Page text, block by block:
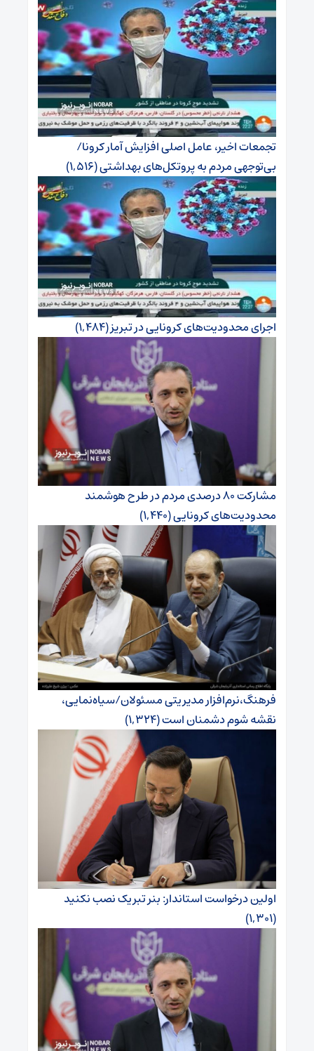
تجمعات اخیر، عامل اصلی افزایش آمار کرونا/
بی‌توجهی مردم به پروتکل‌های بهداشتی(۱,۵۱۶)
اجرای محدودیت‌های کرونایی در تبریز(۱,۴۸۴)
مشارکت ۸۰ درصدی مردم در طرح هوشمند
محدودیت‌های کرونایی(۱,۴۴۰)
فرهنگ،نرم‌افزار مدیریتی مسئولان/سیاه‌نمایی،
نقشه شوم دشمنان است(۱,۳۲۴)
اولین درخواست استاندار: بنر تبریک نصب نکنید
(۱,۳۰۱)